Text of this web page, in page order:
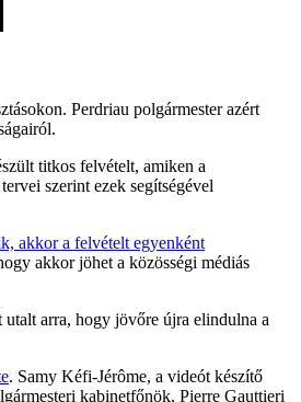
Perdriau polgármester azért
titkos felvételt, amiken a
szerint ezek segítségével
akkor a felvételt egyenként
akkor jöhet a közösségi médiás
utalt arra, hogy jövőre újra elindulna a
. Samy Kéfi-Jérôme, a videót készítő
kabinetfőnök, Pierre Gauttieri